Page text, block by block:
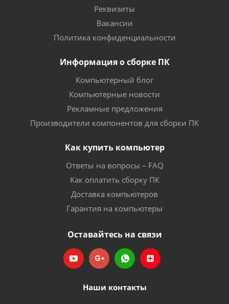
Реквизиты
Вакансии
Политика конфиденциальности
Информация о сборке ПК
Компьютерный блог
Компьютерные новости
Рекламные предложения
Производители компонентов для сборки ПК
Как купить компьютер
Ответы на вопросы – FAQ
Как оплатить сборку ПК
Доставка компьютеров
Гарантия на компьютеры
Оставайтесь на связи
Наши контакты